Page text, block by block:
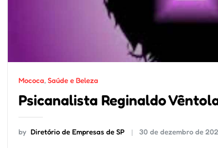
Mococa, Saúde e Beleza
Psicanalista Reginaldo
by Diretório de Empresas de SP 30 de dezembro de